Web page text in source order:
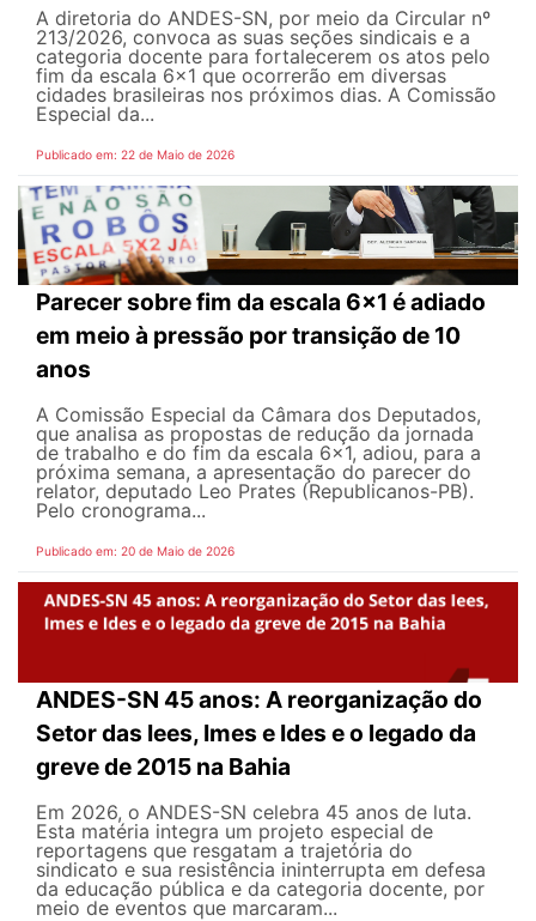
A diretoria do ANDES-SN, por meio da Circular nº
213/2026, convoca as suas seções sindicais e a
categoria docente para fortalecerem os atos pelo
fim da escala 6x1 que ocorrerão em diversas
cidades brasileiras nos próximos dias. A Comissão
Especial da...
Publicado em: 22 de Maio de 2026
Parecer sobre fim da escala 6x1 é adiado
em meio à pressão por transição de 10
anos
A Comissão Especial da Câmara dos Deputados,
que analisa as propostas de redução da jornada
de trabalho e do fim da escala 6x1, adiou, para a
próxima semana, a apresentação do parecer do
relator, deputado Leo Prates (Republicanos-PB).
Pelo cronograma...
Publicado em: 20 de Maio de 2026
ANDES-SN 45 anos: A reorganização do
Setor das Iees, Imes e Ides e o legado da
greve de 2015 na Bahia
Em 2026, o ANDES-SN celebra 45 anos de luta.
Esta matéria integra um projeto especial de
reportagens que resgatam a trajetória do
sindicato e sua resistência ininterrupta em defesa
da educação pública e da categoria docente, por
meio de eventos que marcaram...